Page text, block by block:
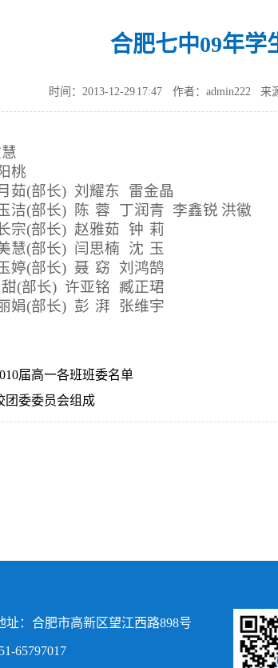
合肥七中09年学
时间：2013-12-29 17:47 作者：admin222 来
桃
茹(部长) 刘耀东 雷金晶
洁(部长)
陈 蓉 丁润青 李鑫锐 洪徽
宗(部长) 赵雅茹 钟 莉
慧(部长) 闫思楠 沈 玉
婷(部长) 聂 窈 刘鸿鹄
(部长) 许亚铭 臧正珺
娟(部长) 彭 湃 张维宇
届高一各班班委名单
团委委员会组成
：合肥市高新区望江西路898号
65797017